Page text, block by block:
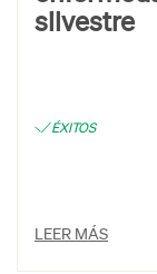
silvestre
ÉXITOS
LEER MÁS